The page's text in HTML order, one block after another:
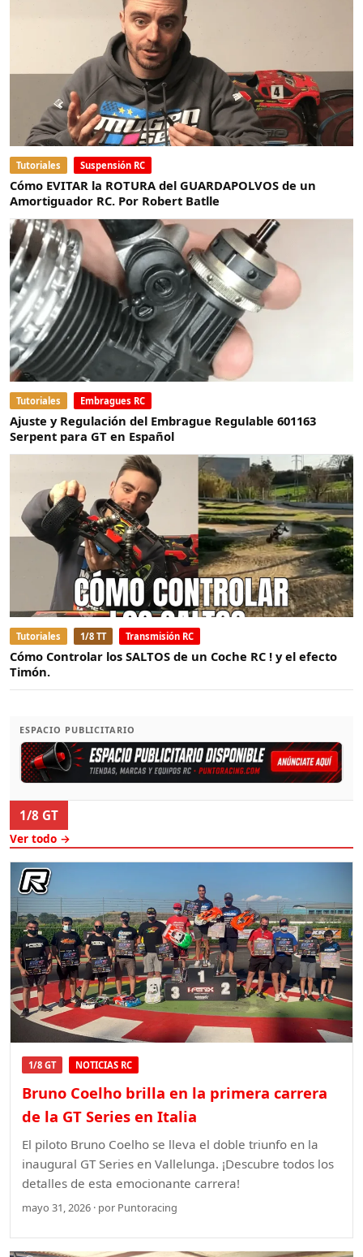
Tutoriales Suspensión RC
Cómo EVITAR la ROTURA del GUARDAPOLVOS de un
Amortiguador RC. Por Robert Batlle
Tutoriales Embragues RC
Ajuste y Regulación del Embrague Regulable 601163
Serpent para GT en Español
Tutoriales 1/8 TT Transmisión RC
Cómo Controlar los SALTOS de un Coche RC ! y el efecto
Timón.
ESPACIO PUBLICITARIO
1/8 GT
Ver todo →
1/8 GT NOTICIAS RC
Bruno Coelho brilla en la primera carrera
de la GT Series en Italia
El piloto Bruno Coelho se lleva el doble triunfo en la
inaugural GT Series en Vallelunga. ¡Descubre todos los
detalles de esta emocionante carrera!
mayo 31, 2026 · por Puntoracing